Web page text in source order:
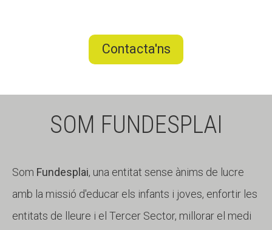
Contacta'ns
SOM FUNDESPLAI
Som Fundesplai, una entitat sense ànims de lucre
amb la missió d'educar els infants i joves, enfortir les
entitats de lleure i el Tercer Sector, millorar el medi